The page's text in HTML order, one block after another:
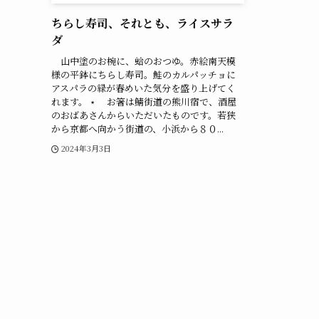
ちらし寿司、それとも、ライスサラ
ダ
山中塗のお椀に、蛤のおつゆ。赤絵南天模
様の平鉢にちらし寿司。鮭のカルパッチョに
アスパラの緑が春めいた気分を盛り上げてく
れます。 ⋆ お箸は鯖街道の熊川宿で、酒屋
のおばあさんからいただいたものです。若狭
から京都へ向かう街道の、小浜から８０...
2024年3月3日